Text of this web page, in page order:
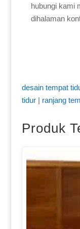
hubungi kami
dihalaman
desain tempat
tidur| ranjang
Produk